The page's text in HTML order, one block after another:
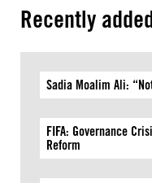
Recently
Sadia Moalim Ali:
FIFA: Governance
Reform